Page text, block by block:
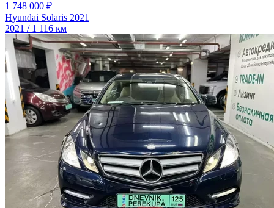
1 748 000 ₽
Hyundai Solaris 2021
2021 / 1 116 км